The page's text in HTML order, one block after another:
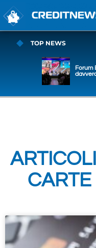
TOP NEWS
Forum
CARTE